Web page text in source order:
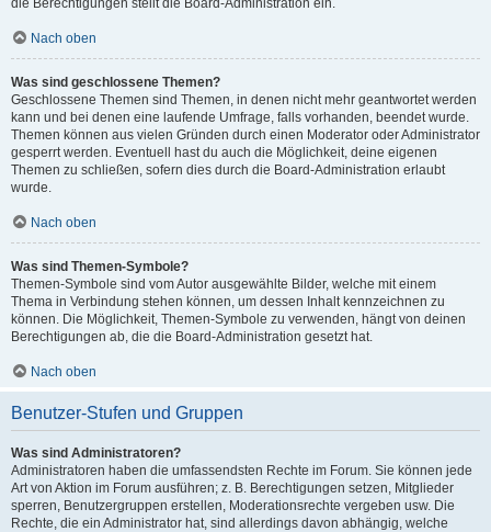
die Berechtigungen stellt die Board-Administration ein.
Nach oben
Was sind geschlossene Themen?
Geschlossene Themen sind Themen, in denen nicht mehr geantwortet werden
kann und bei denen eine laufende Umfrage, falls vorhanden, beendet wurde.
Themen können aus vielen Gründen durch einen Moderator oder Administrator
gesperrt werden. Eventuell hast du auch die Möglichkeit, deine eigenen
Themen zu schließen, sofern dies durch die Board-Administration erlaubt
wurde.
Nach oben
Was sind Themen-Symbole?
Themen-Symbole sind vom Autor ausgewählte Bilder, welche mit einem
Thema in Verbindung stehen können, um dessen Inhalt kennzeichnen zu
können. Die Möglichkeit, Themen-Symbole zu verwenden, hängt von deinen
Berechtigungen ab, die die Board-Administration gesetzt hat.
Nach oben
Benutzer-Stufen und Gruppen
Was sind Administratoren?
Administratoren haben die umfassendsten Rechte im Forum. Sie können jede
Art von Aktion im Forum ausführen; z. B. Berechtigungen setzen, Mitglieder
sperren, Benutzergruppen erstellen, Moderationsrechte vergeben usw. Die
Rechte, die ein Administrator hat, sind allerdings davon abhängig, welche